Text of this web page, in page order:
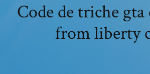
Code de triche gta
from liberty